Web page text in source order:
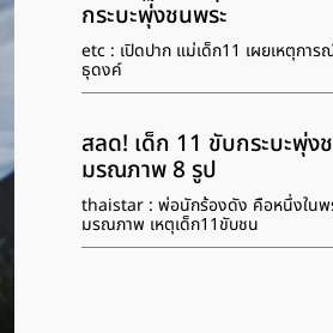
กระบะพุ่งชนพระ
etc : เปิดปาก แม่เด็ก11 เผยเหตุกา
ธุดงค์
สลด! เด็ก 11 ขับกระบะพุ่ง
มรณภาพ 8 รูป
thaistar : พ่อนักร้องดัง คือหนึ่งในพ
มรณภาพ เหตุเด็ก11ขับชน